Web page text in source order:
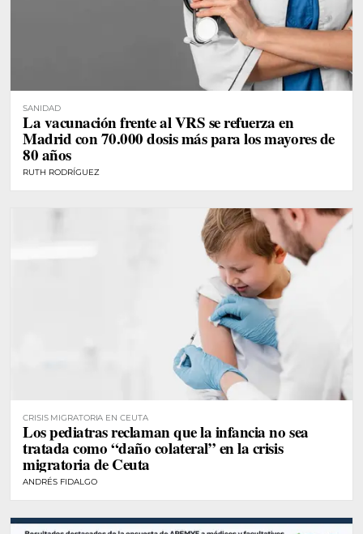
SANIDAD
La vacunación frente al VRS se refuerza en
Madrid con 70.000 dosis más para los mayores de
80 años
RUTH RODRÍGUEZ
CRISIS MIGRATORIA EN CEUTA
Los pediatras reclaman que la infancia no sea
tratada como “daño colateral” en la crisis
migratoria de Ceuta
ANDRÉS FIDALGO